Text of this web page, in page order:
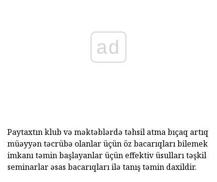
ad
Paytaxtın klub və məktəblərdə təhsil atma bıçaq artıq
müəyyən təcrübə olanlar üçün öz bacarıqları bilemek
imkanı təmin başlayanlar üçün effektiv üsulları təşkil
seminarlar əsas bacarıqları ilə tanış təmin daxildir.